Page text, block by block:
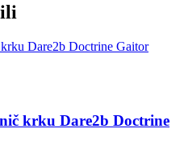
krku Dare2b Doctrine